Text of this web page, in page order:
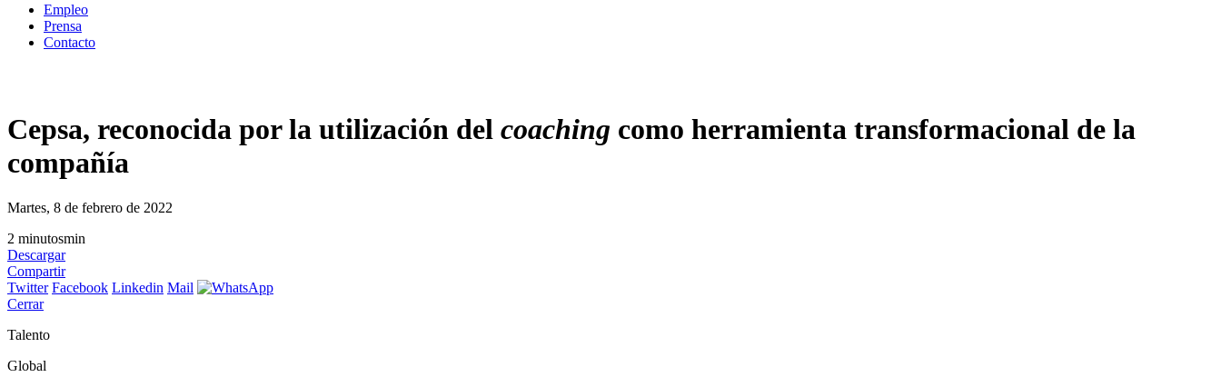
Empleo
Prensa
Contacto
Cepsa, reconocida por la utilización del coaching como herramienta transformacional de la
compañía
Martes, 8 de febrero de 2022
2 minutosmin
Descargar
Compartir
Twitter Facebook Linkedin Mail
Cerrar
Talento
Global